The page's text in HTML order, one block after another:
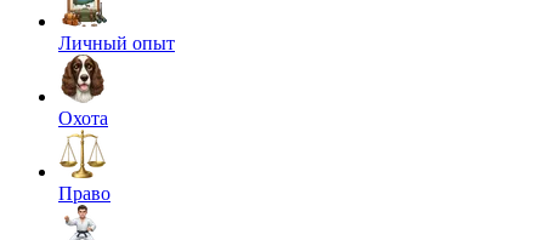
Личный опыт
Охота
Право